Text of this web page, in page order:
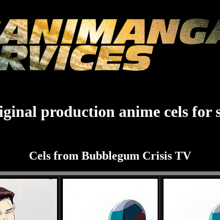
production anime cels for
Cels from Bubblegum Crisis TV